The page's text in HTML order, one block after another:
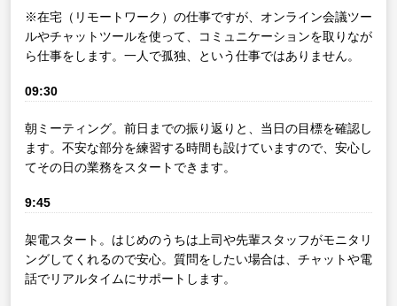
※在宅（リモートワーク）の仕事ですが、オンライン会議ツー
ルやチャットツールを使って、コミュニケーションを取りなが
ら仕事をします。一人で孤独、という仕事ではありません。
09:30
朝ミーティング。前日までの振り返りと、当日の目標を確認し
ます。不安な部分を練習する時間も設けていますので、安心し
てその日の業務をスタートできます。
9:45
架電スタート。はじめのうちは上司や先輩スタッフがモニタリ
ングしてくれるので安心。質問をしたい場合は、チャットや電
話でリアルタイムにサポートします。